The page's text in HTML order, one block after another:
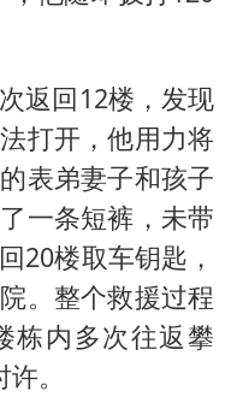
返回12楼，发现
打开，他用力将
表弟妻子和孩子
一条短裤，未带
20楼取车钥匙，
。整个救援过程
栋内多次往返攀
。